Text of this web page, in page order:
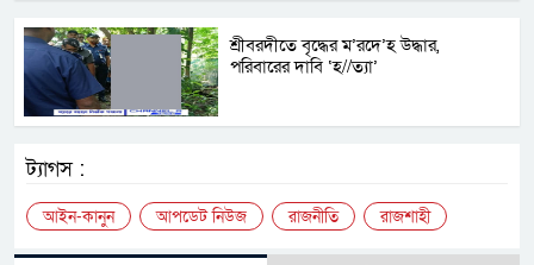
শ্রীবরদীতে বৃদ্ধের ম’রদে’হ উদ্ধার,
পরিবারের দাবি ‘হ//ত্যা’
ট্যাগস :
আইন-কানুন আপডেট নিউজ রাজনীতি রাজশাহী